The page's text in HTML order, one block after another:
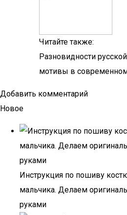
Читайте также:
Разновидности
мотивы в
Добавить комментарий
Новое
Инструкция по пошиву
мальчика. Делаем
руками